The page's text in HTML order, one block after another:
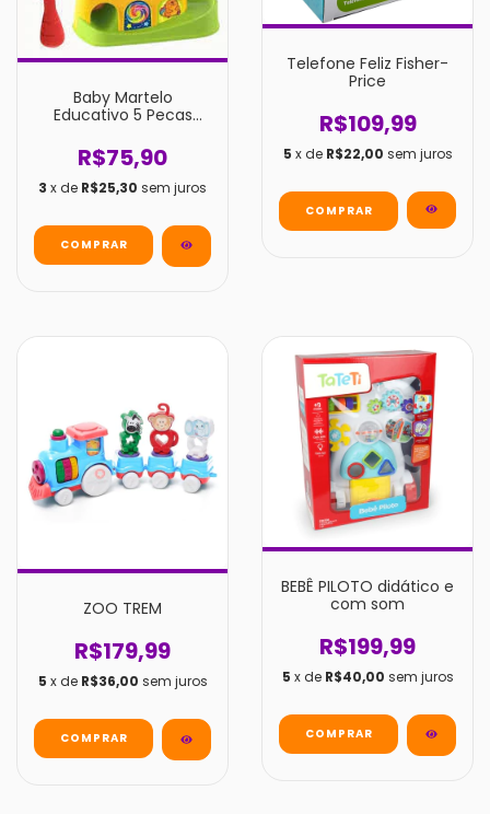
Baby Martelo
Educativo 5 Pecas
R$75,90
3 x de R$25,30 sem juros
Telefone Feliz Fisher-
Price
R$109,99
5 x de R$22,00 sem juros
ZOO TREM
R$179,99
5 x de R$36,00 sem juros
BEBÊ PILOTO didático e
com som
R$199,99
5 x de R$40,00 sem juros